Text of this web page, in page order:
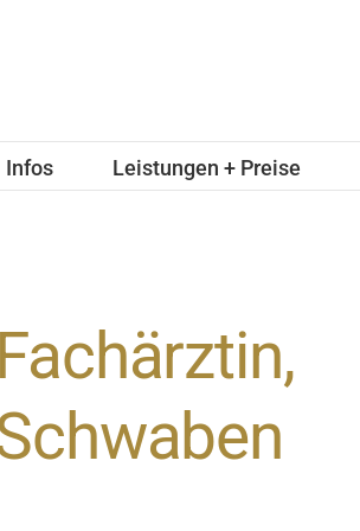
Infos Leistungen + Preise
Fachärztin,